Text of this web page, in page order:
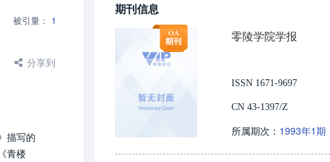
被引量： 1
分享到
描写的
青楼
期刊信息
零陵学院学报
ISSN 1671-9697
CN 43-1397/Z
所属期次： 1993年1期